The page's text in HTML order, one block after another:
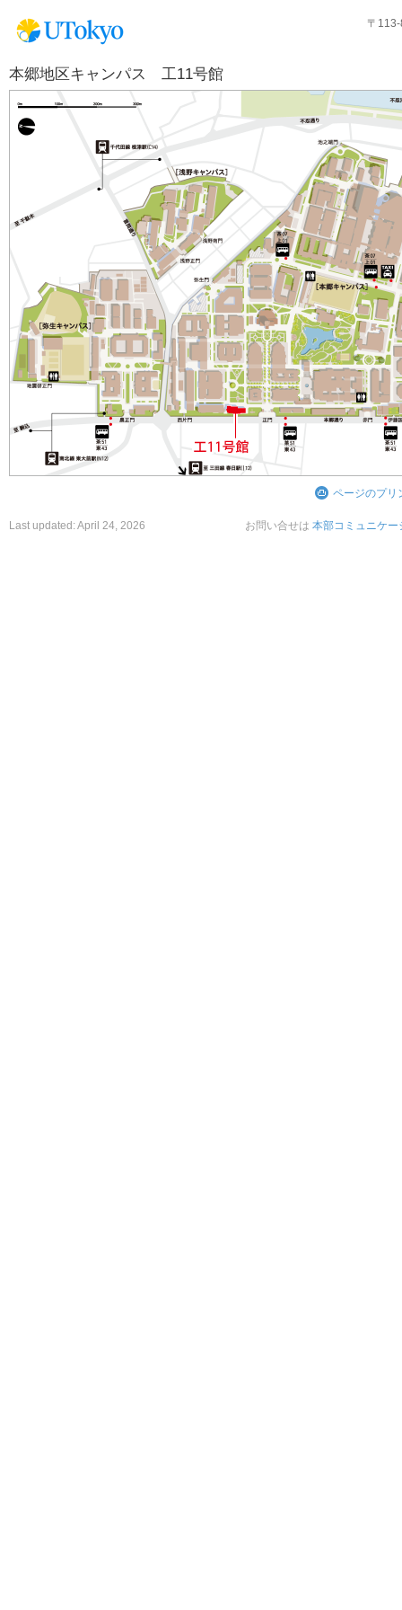
〒
本郷地区キャンパス 工11号館
ページのプリ
Last updated:April 24, 2026 お問い合せは 本部コミュニケー